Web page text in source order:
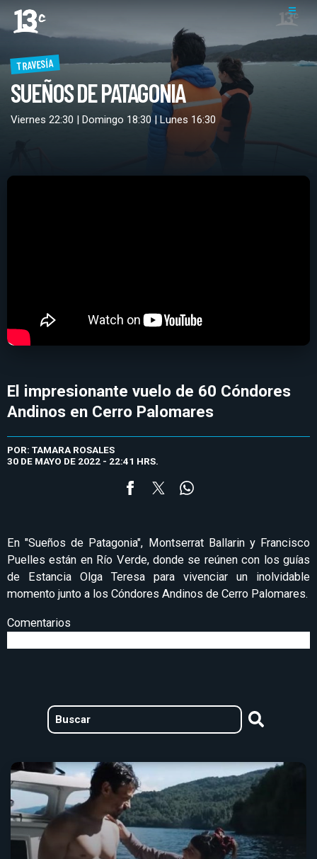
TRAVESÍA
SUEÑOS DE PATAGONIA
Viernes 22:30 | Domingo 18:30 | Lunes 16:30
El impresionante vuelo de 60 Cóndores
Andinos en Cerro Palomares
POR: TAMARA ROSALES
30 DE MAYO DE 2022 - 22:41 HRS.
En "Sueños de Patagonia", Montserrat Ballarin y Francisco
Puelles están en Río Verde, donde se reúnen con los guías
de Estancia Olga Teresa para vivenciar un inolvidable
momento junto a los Cóndores Andinos de Cerro Palomares.
Comentarios